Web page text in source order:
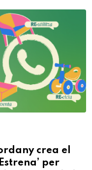
crea el
per